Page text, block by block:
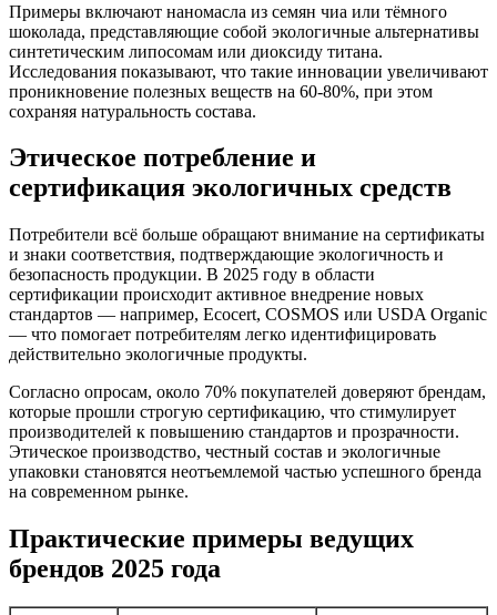
Примеры включают наномасла из семян чиа или тёмного
шоколада, представляющие собой экологичные альтернативы
синтетическим липосомам или диоксиду титана.
Исследования показывают, что такие инновации увеличивают
проникновение полезных веществ на 60-80%, при этом
сохраняя натуральность состава.
Этическое потребление и
сертификация экологичных средств
Потребители всё больше обращают внимание на сертификаты
и знаки соответствия, подтверждающие экологичность и
безопасность продукции. В 2025 году в области
сертификации происходит активное внедрение новых
стандартов — например, Ecocert, COSMOS или USDA Organic
— что помогает потребителям легко идентифицировать
действительно экологичные продукты.
Согласно опросам, около 70% покупателей доверяют брендам,
которые прошли строгую сертификацию, что стимулирует
производителей к повышению стандартов и прозрачности.
Этическое производство, честный состав и экологичные
упаковки становятся неотъемлемой частью успешного бренда
на современном рынке.
Практические примеры ведущих
брендов 2025 года